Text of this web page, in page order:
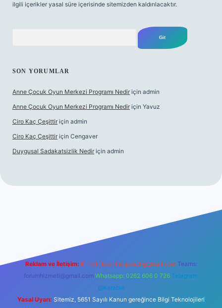
ilgili içerikler yasal süre içerisinde sitemizden kaldırılacaktır.
SON YORUMLAR
Anne Çocuk Oyun Merkezi Programı Nedir için admin
Anne Çocuk Oyun Merkezi Programı Nedir için Yavuz
Ciro Kaç Çeşittir için admin
Ciro Kaç Çeşittir için Cengaver
Duygusal Sadakatsizlik Nedir için admin
Reklam ve İletişim: E-mail: backlinkpaneli@gmail.com Teams:
forumhizmeti@gmail.com Whatsapp: 0262 606 0 726 Telegram:
@karabul
Yasal Uyarı: Sitemiz, 5651 Sayılı Kanun gereğince Bilgi Teknolojileri